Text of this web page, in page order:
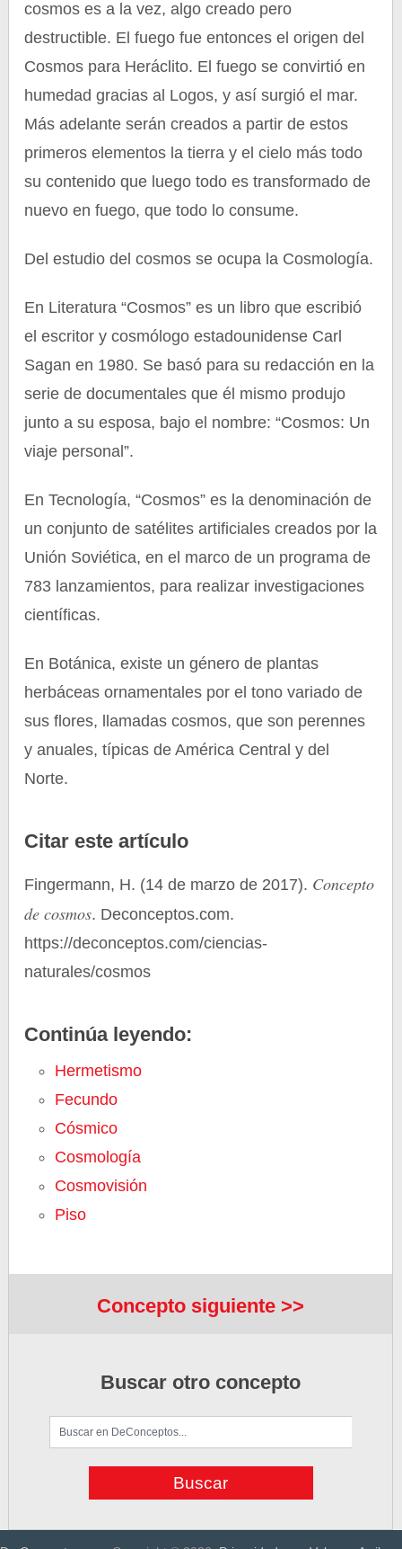
cosmos es a la vez, algo creado pero
destructible. El fuego fue entonces el origen del
Cosmos para Heráclito. El fuego se convirtió en
humedad gracias al Logos, y así surgió el mar.
Más adelante serán creados a partir de estos
primeros elementos la tierra y el cielo más todo
su contenido que luego todo es transformado de
nuevo en fuego, que todo lo consume.
Del estudio del cosmos se ocupa la Cosmología.
En Literatura “Cosmos” es un libro que escribió
el escritor y cosmólogo estadounidense Carl
Sagan en 1980. Se basó para su redacción en la
serie de documentales que él mismo produjo
junto a su esposa, bajo el nombre: “Cosmos: Un
viaje personal”.
En Tecnología, “Cosmos” es la denominación de
un conjunto de satélites artificiales creados por la
Unión Soviética, en el marco de un programa de
783 lanzamientos, para realizar investigaciones
científicas.
En Botánica, existe un género de plantas
herbáceas ornamentales por el tono variado de
sus flores, llamadas cosmos, que son perennes
y anuales, típicas de América Central y del
Norte.
Citar este artículo
Fingermann, H. (14 de marzo de 2017). Concepto
de cosmos. Deconceptos.com.
https://deconceptos.com/ciencias-
naturales/cosmos
Continúa leyendo:
Hermetismo
Fecundo
Cósmico
Cosmología
Cosmovisión
Piso
Concepto siguiente >>
Buscar otro concepto